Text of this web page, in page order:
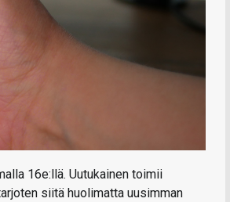
16e:llä. Uutukainen toimii
siitä huolimatta uusimman